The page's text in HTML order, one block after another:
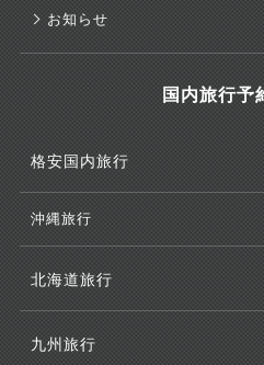
お知らせ
国内旅行予
格安国内旅行
沖縄旅行
北海道旅行
九州旅行